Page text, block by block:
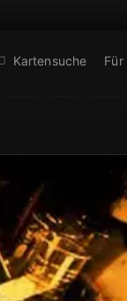
Kartensuche Für